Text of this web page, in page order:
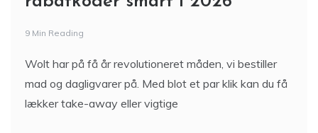
9 Min Reading
Wolt har på få år revolutioneret måden, vi bestiller
mad og dagligvarer på. Med blot et par klik kan du få
lækker take-away eller vigtige